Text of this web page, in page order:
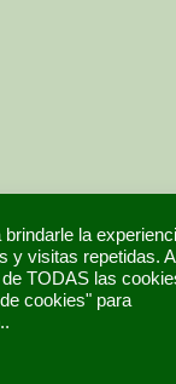
la
y visitas repetidas.
TODAS las
cookies" para